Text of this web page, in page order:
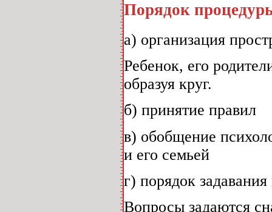
Порядок
а) организация
Ребенок, его
образуя круг.
б) принятие правил
в) обобщение
и его семьей
г) порядок
Вопросы задаются